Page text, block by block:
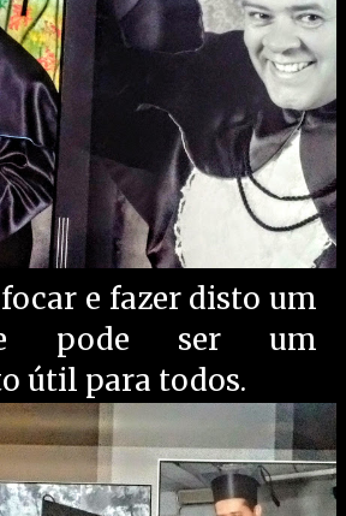
e fazer disto um
pode ser um
útil para todos.